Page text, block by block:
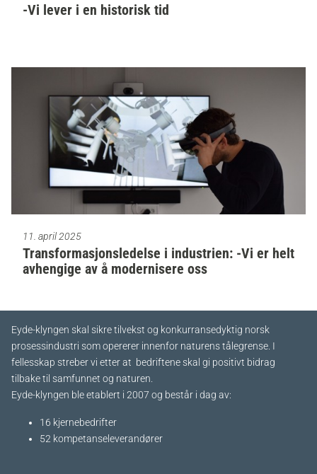
-Vi lever i en historisk tid
11. april 2025
Transformasjonsledelse i industrien: -Vi er helt
avhengige av å modernisere oss
Eyde-klyngen skal sikre tilvekst og konkurransedyktig norsk
prosessindustri som opererer innenfor naturens tålegrense. I
fellesskap streber vi etter at bedriftene skal gi positivt bidrag
tilbake til samfunnet og naturen.
Eyde-klyngen ble etablert i 2007 og består i dag av:
16 kjernebedrifter​
52 kompetanseleverandører